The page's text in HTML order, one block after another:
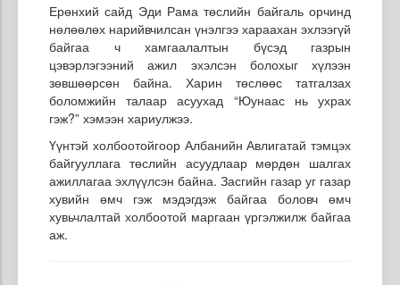
Ерөнхий сайд Эди Рама төслийн байгаль орчинд
нөлөөлөх нарийвчилсан үнэлгээ хараахан эхлээгүй
байгаа ч хамгаалалтын бүсэд газрын
цэвэрлэгээний ажил эхэлсэн болохыг хүлээн
зөвшөөрсөн байна. Харин төслөөс татгалзах
боломжийн талаар асуухад “Юунаас нь ухрах
гэж?” хэмээн хариулжээ.
Үүнтэй холбоотойгоор Албанийн Авлигатай тэмцэх
байгууллага төслийн асуудлаар мөрдөн шалгах
ажиллагаа эхлүүлсэн байна. Засгийн газар уг газар
хувийн өмч гэж мэдэгдэж байгаа боловч өмч
хувьчлалтай холбоотой маргаан үргэлжилж байгаа
аж.